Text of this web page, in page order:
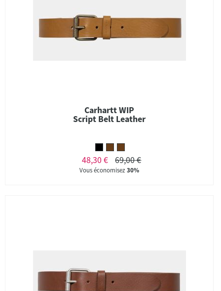
Carhartt WIP
Script Belt Leather
48,30 € 69,00 €
Vous économisez30%